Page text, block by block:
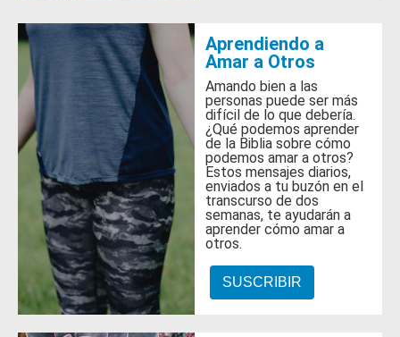
Aprendiendo a
Amar a Otros
Amando bien a las
personas puede ser más
difícil de lo que debería.
¿Qué podemos aprender
de la Biblia sobre cómo
podemos amar a otros?
Estos mensajes diarios,
enviados a tu buzón en el
transcurso de dos
semanas, te ayudarán a
aprender cómo amar a
otros.
SUSCRIBIR